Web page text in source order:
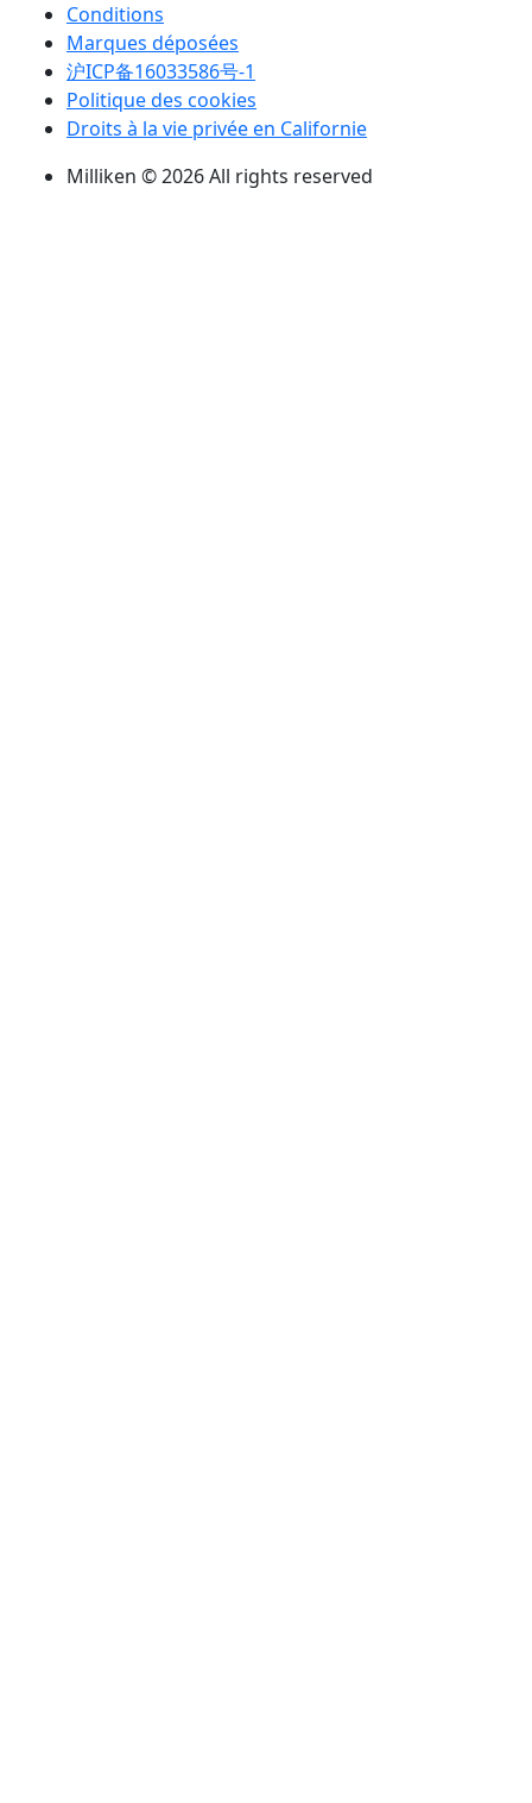
Conditions
Marques déposées
沪ICP备16033586号-1
Politique des cookies
Droits à la vie privée en Californie
Milliken © 2026 All rights reserved